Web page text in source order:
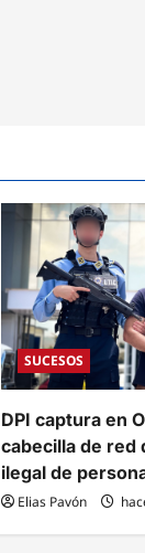
por
año
para
asumir
cargos
diplomáticos
SUCESOS
DPI captura en
cabecilla de red
ilegal de
Elias Pavón